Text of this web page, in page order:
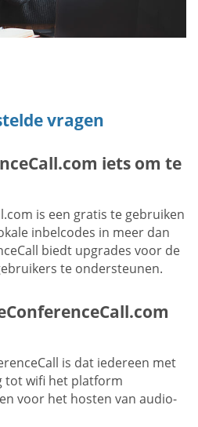
vragen
iets om te
is een gratis te gebruiken
inbelcodes in meer dan
biedt upgrades voor de
te ondersteunen.
is dat iedereen met
tot wifi het platform
voor het hosten van audio-